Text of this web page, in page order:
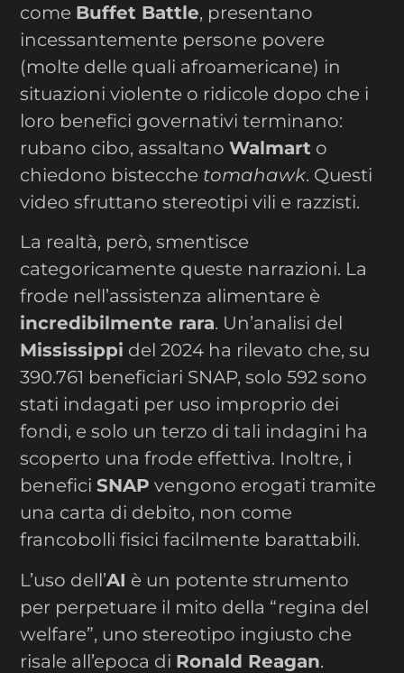
come Buffet Battle, presentano
incessantemente persone povere
(molte delle quali afroamericane) in
situazioni violente o ridicole dopo che i
loro benefici governativi terminano:
rubano cibo, assaltanoWalmart o
chiedono bistecche tomahawk. Questi
video sfruttano stereotipi vili e razzisti.
La realtà, però, smentisce
categoricamente queste narrazioni. La
frode nell’assistenza alimentare è
incredibilmente rara. Un’analisi del
Mississippi del 2024 ha rilevato che, su
390.761 beneficiari SNAP, solo 592 sono
stati indagati per uso improprio dei
fondi, e solo un terzo di tali indagini ha
scoperto una frode effettiva. Inoltre, i
beneficiSNAP vengono erogati tramite
una carta di debito, non come
francobolli fisici facilmente barattabili.
L’uso dell’AI è un potente strumento
per perpetuare il mito della “regina del
welfare”, uno stereotipo ingiusto che
risale all’epoca di Ronald Reagan.